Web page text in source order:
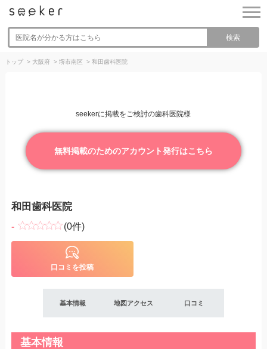
検索
トップ > 大阪府 > 堺市南区 > 和田歯科医院
seekerに掲載をご検討の歯科医院様
無料掲載のためのアカウント発行はこちら
和田歯科医院
- (0件)
口コミを投稿
基本情報 地図アクセス 口コミ
基本情報